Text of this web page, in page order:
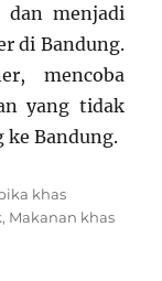
dan menjadi
di Bandung.
mencoba
yang tidak
ke Bandung.
khas
, Makanan khas